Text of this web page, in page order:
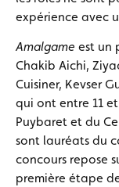
expérience avec
Amalgame est un
Chakib Aichi,
Cuisiner, Kevser
qui ont entre 11
Puybaret et du
sont lauréats du
concours repose
première étape